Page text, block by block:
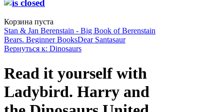
Корзина пуста
Stan & Jan Berenstain - Big Book of Berenstain
Bears. Beginner BooksDear Santasaur
Вернуться к: Dinosaurs
Read it yourself with
Ladybird. Harry and